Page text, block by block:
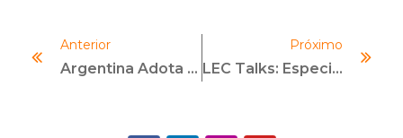
Anterior
Argentina Adota Lei Anticorrupção
Próximo
LEC Talks: Especialistas Discutem Como Combater Assédio Sexual Em Empresas